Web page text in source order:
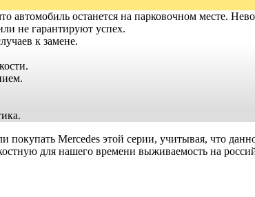
автомобиль останется на парковочном месте.
не гарантируют успех.
к замене.
покупать Mercedes этой серии, учитывая, что
для нашего времени выживаемость на